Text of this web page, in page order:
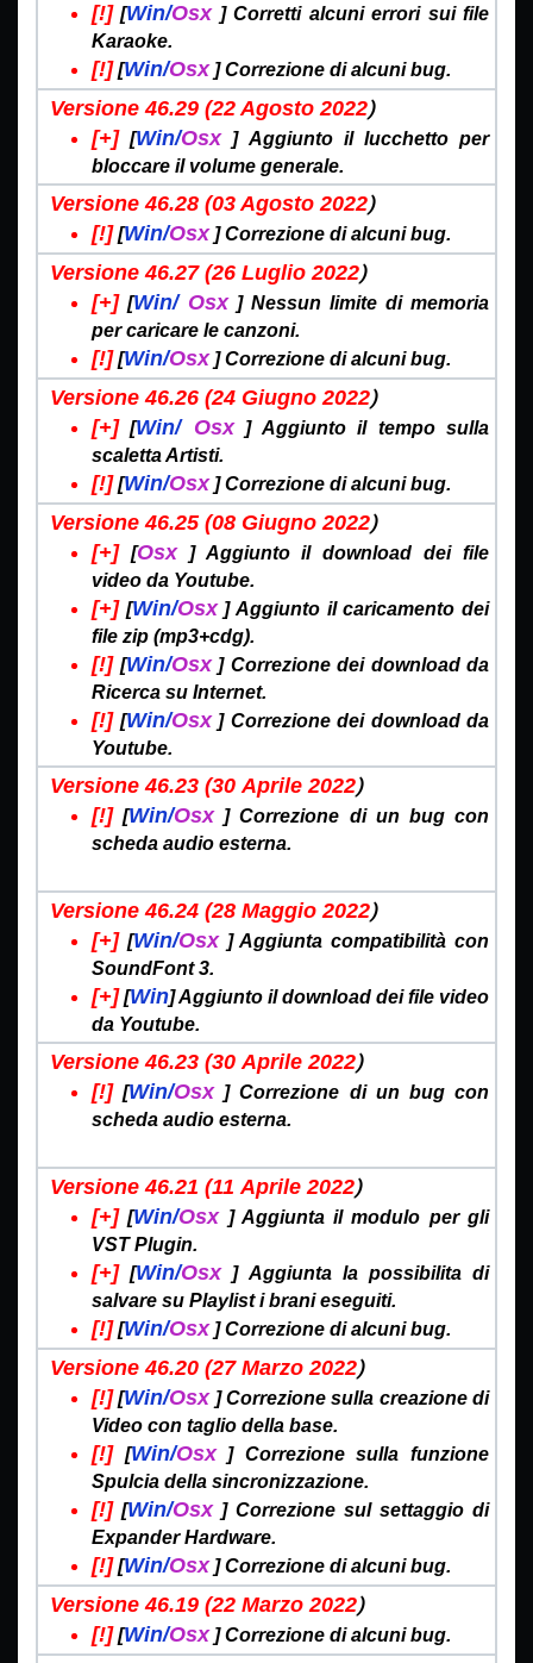
[!] [Win/Osx]Corretti alcuni errori sui file
Karaoke.
[!] [Win/Osx]Correzione di alcuni bug.
Versione 46.29 (22 Agosto 2022)
[+] [Win/Osx] Aggiunto il lucchetto per
bloccare il volume generale.
Versione 46.28 (03 Agosto 2022)
[!] [Win/Osx]Correzione di alcuni bug.
Versione 46.27 (26 Luglio 2022)
[+] [Win/ Osx ] Nessun limite di memoria
per caricare le canzoni.
[!] [Win/Osx]Correzione di alcuni bug.
Versione 46.26 (24 Giugno 2022)
[+] [Win/ Osx ] Aggiunto il tempo sulla
scaletta Artisti.
[!] [Win/Osx]Correzione di alcuni bug.
Versione 46.25 (08 Giugno 2022)
[+] [Osx ] Aggiunto il download dei file
video da Youtube.
[+] [Win/Osx]Aggiunto il caricamento dei
file zip (mp3+cdg).
[!] [Win/Osx] Correzione dei download da
Ricerca su Internet.
[!] [Win/Osx] Correzione dei download da
Youtube.
Versione 46.23 (30Aprile 2022)
[!] [Win/Osx]Correzione di un bug con
scheda audio esterna.
Versione 46.24 (28 Maggio 2022)
[+] [Win/Osx]Aggiunta compatibilità con
SoundFont 3.
[+] [Win]Aggiunto il download dei file video
da Youtube.
Versione 46.23 (30Aprile 2022)
[!] [Win/Osx]Correzione di un bug con
scheda audio esterna.
Versione 46.21 (11Aprile 2022)
[+] [Win/Osx] Aggiunta il modulo per gli
VST Plugin.
[+] [Win/Osx] Aggiunta la possibilita di
salvare su Playlist i brani eseguiti.
[!] [Win/Osx]Correzione di alcuni bug.
Versione 46.20 (27 Marzo 2022)
[!] [Win/Osx]Correzione sulla creazione di
Video con taglio della base.
[!] [Win/Osx] Correzionesulla funzione
Spulcia della sincronizzazione.
[!] [Win/Osx] Correzione sul settaggio di
Expander Hardware.
[!] [Win/Osx]Correzione di alcuni bug.
Versione 46.19 (22 Marzo 2022)
[!] [Win/Osx]Correzione di alcuni bug.